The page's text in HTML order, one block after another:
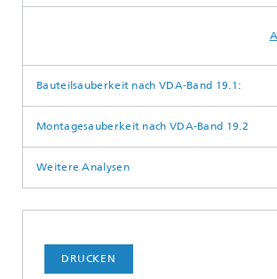
Bauteilsauberkeit nach VDA-Band 19.1:
Montagesauberkeit nach VDA-Band 19.2
Weitere Analysen
DRUCKEN